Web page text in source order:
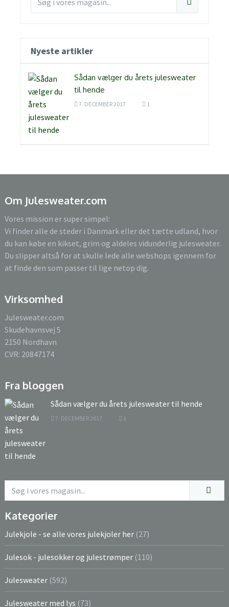
Nyeste artikler
Sådan vælger du årets julesweater
til hende
7. DECEMBER 2017 1
Om Julesweater.com
Vores mission er super simpel:
Vi finder alle de steder i Danmark eller det tætte udland, hvor
du kan købe en kikset, grim og aldeles vidunderlig julesweater.
Du slipper altså for at skulle lede alle webshops igennem for
at finde den som passer til lige netop dig.
Virksomhed
Julesweater.com
Skudehavnsvej 5
2150 Nordhavn
CVR: 20847174
Fra bloggen
Sådan vælger du årets julesweater til hende
7. DECEMBER 2017 1
Kategorier
Julekjole - se alle vores julekjoler her (27)
Julesok - julesokker og julestrømper (110)
Julesweater (592)
Julesweater med lys (73)